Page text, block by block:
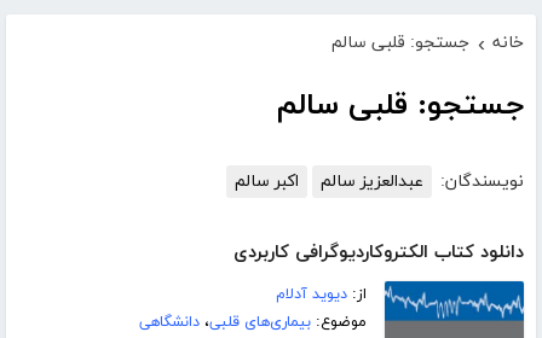
خانه › جستجو: قلبی سالم
جستجو: قلبی سالم
نویسندگان: عبدالعزیز سالم اکبر سالم
دانلود کتاب الکتروکاردیوگرافی کاربردی
از:دیوید آدلام
موضوع:بیماری‌های قلبی،دانشگاهی